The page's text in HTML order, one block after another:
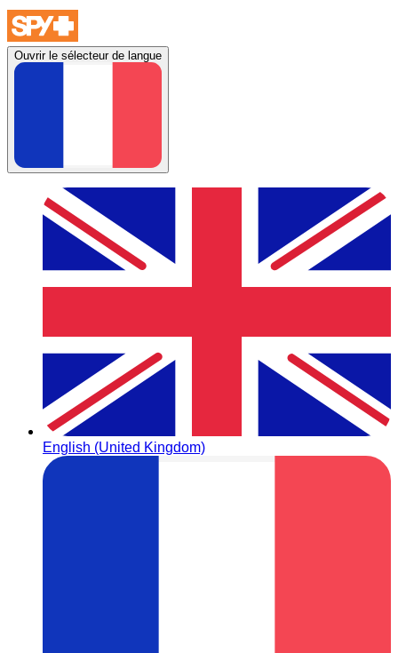
Ouvrir le sélecteur de langue
English (United Kingdom)